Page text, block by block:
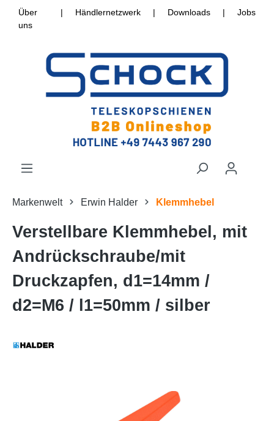
Über
uns
| Händlernetzwerk | Downloads | Jobs
Markenwelt Erwin Halder Klemmhebel
Verstellbare Klemmhebel, mit
Andrückschraube/mit
Druckzapfen, d1=14mm /
d2=M6 / l1=50mm / silber